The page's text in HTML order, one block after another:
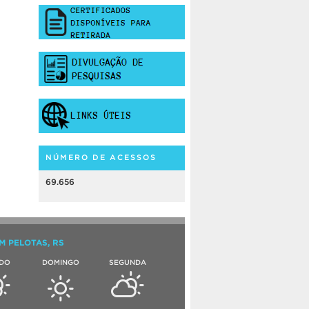
NÚMERO DE ACESSOS
69.656
PELOTAS, RS
DOMINGO SEGUNDA